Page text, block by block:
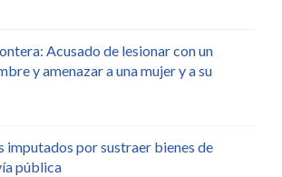
Acusado de lesionar con un
y amenazar a una mujer y a su
imputados por sustraer bienes de
pública